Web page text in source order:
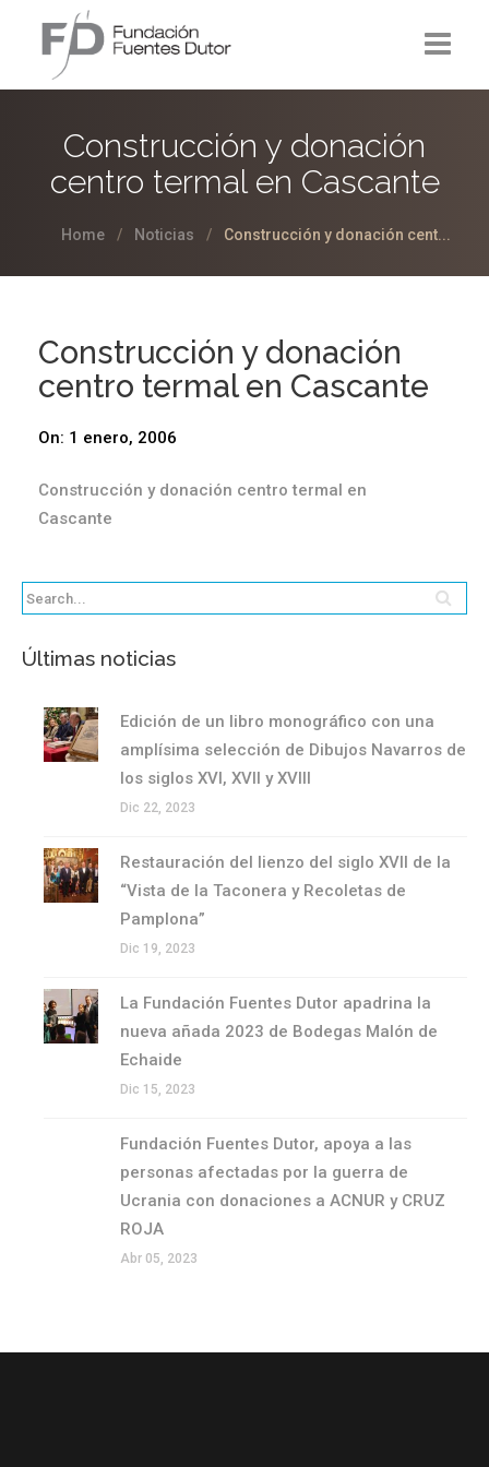
Proyectos
Construcción y donación
centro termal en Cascante
Home Noticias Construcción y donación cent...
Construcción y donación
centro termal en Cascante
On: 1 enero, 2006
Construcción y donación centro termal en
Cascante
Últimas noticias
Edición de un libro monográfico con una
amplísima selección de Dibujos Navarros de
los siglos XVI, XVII y XVIII
Dic 22, 2023
Restauración del lienzo del siglo XVII de la
“Vista de la Taconera y Recoletas de
Pamplona”
Dic 19, 2023
La Fundación Fuentes Dutor apadrina la
nueva añada 2023 de Bodegas Malón de
Echaide
Dic 15, 2023
Fundación Fuentes Dutor, apoya a las
personas afectadas por la guerra de
Ucrania con donaciones a ACNUR y CRUZ
ROJA
Abr 05, 2023